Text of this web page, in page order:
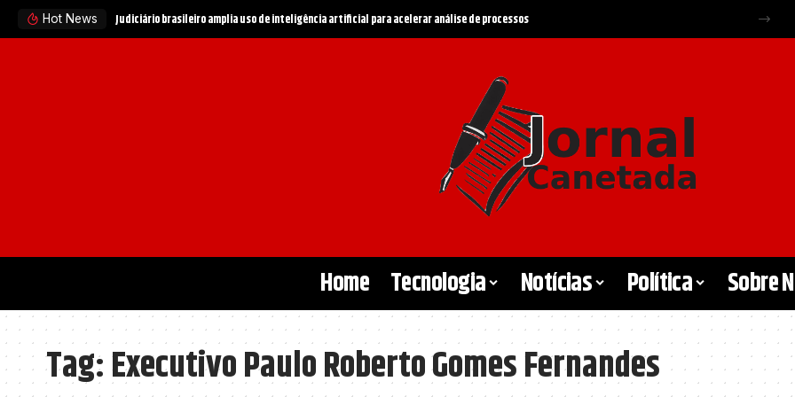
Hot News Judiciário brasileiro amplia uso de inteligência artificial para acelerar análise de processos
Home Tecnologia Notícias Política Sobre
Tag:Executivo Paulo Roberto Gomes Fernandes